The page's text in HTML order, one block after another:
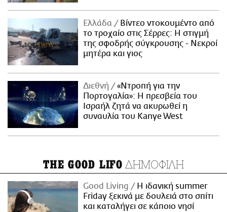
Ελλάδα
Βίντεο ντοκουμέντο από
το τροχαίο στις Σέρρες: Η στιγμή
της σφοδρής σύγκρουσης - Νεκροί
μητέρα και γιος
Διεθνή
«Ντροπή για την
Πορτογαλία»: Η πρεσβεία του
Ισραήλ ζητά να ακυρωθεί η
συναυλία του Kanye West
THE GOOD LIFO ΔΗΜΟΦΙΛΗ
Good Living
Η ιδανική summer
Friday ξεκινά με δουλειά στο σπίτι
και καταλήγει σε κάποιο νησί